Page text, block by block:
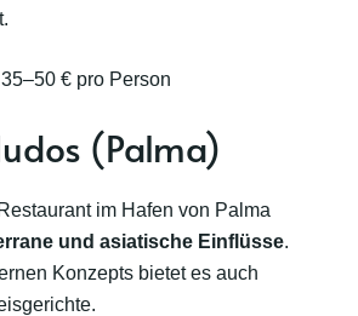
€ pro Person
(Palma)
im Hafen von Palma
und asiatische Einflüsse.
Konzepts bietet es auch